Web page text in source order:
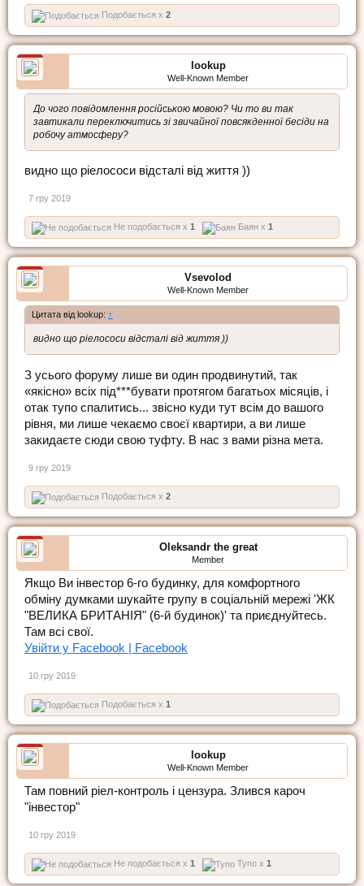
Подобається x 2
lookup
Well-Known Member
До чого повідомлення російською мовою? Чи то ви так
завтикали переключитись зі звичайної повсякденної бесіди на
робочу атмосферу?
видно що ріелососи відсталі від життя ))
7 гру 2019
Не подобається x 1 Баян x 1
Vsevolod
Well-Known Member
Цитата від lookup: ↑
видно що ріелососи відсталі від життя ))
З усього форуму лише ви один продвинутий, так
«якісно» всіх під***бувати протягом багатьох місяців, і
отак тупо спалитись... звісно куди тут всім до вашого
рівня, ми лише чекаємо своєї квартири, а ви лише
закидаєте сюди свою туфту. В нас з вами різна мета.
9 гру 2019
Подобається x 2
Oleksandr the great
Member
Якщо Ви інвестор 6-го будинку, для комфортного
обміну думками шукайте групу в соціальній мережі 'ЖК
"ВЕЛИКА БРИТАНІЯ" (6-й будинок)' та приєднуйтесь.
Там всі свої.
Увійти у Facebook | Facebook
10 гру 2019
Подобається x 1
lookup
Well-Known Member
Там повний ріел-контроль і цензура. Злився кароч
"інвестор"
10 гру 2019
Не подобається x 1 Тупо x 1